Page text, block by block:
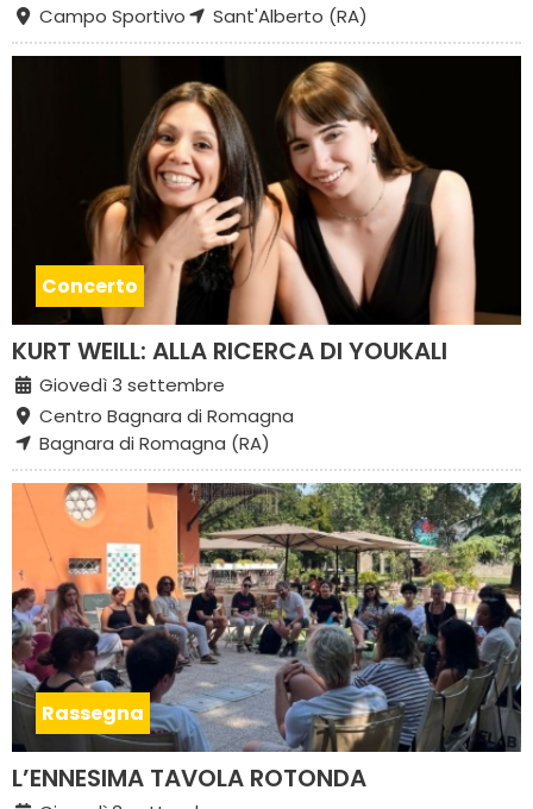
Campo Sportivo
Sant'Alberto (RA)
Concerto
KURT WEILL: ALLA RICERCA DI YOUKALI
Giovedì 3 settembre
Centro Bagnara di Romagna
Bagnara di Romagna (RA)
Rassegna
L’ENNESIMA TAVOLA ROTONDA